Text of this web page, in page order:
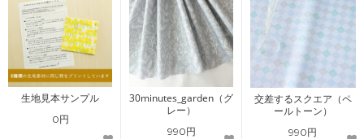
生地見本サンプル
0円
30minutes_garden（グ
レー）
990円
交差するスクエア（ペ
ールトーン）
990円